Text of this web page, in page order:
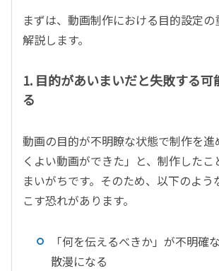
まずは、動画制作における目的設定
解説します。
1. 目的があいまいだと失敗する
る
動画の目的が不明瞭な状態で制作を進
くよい動画ができた」と、制作したこ
まいがちです。そのため、以下のよ
こす恐れがあります。
「何を伝えるべきか」が不明確
散漫になる